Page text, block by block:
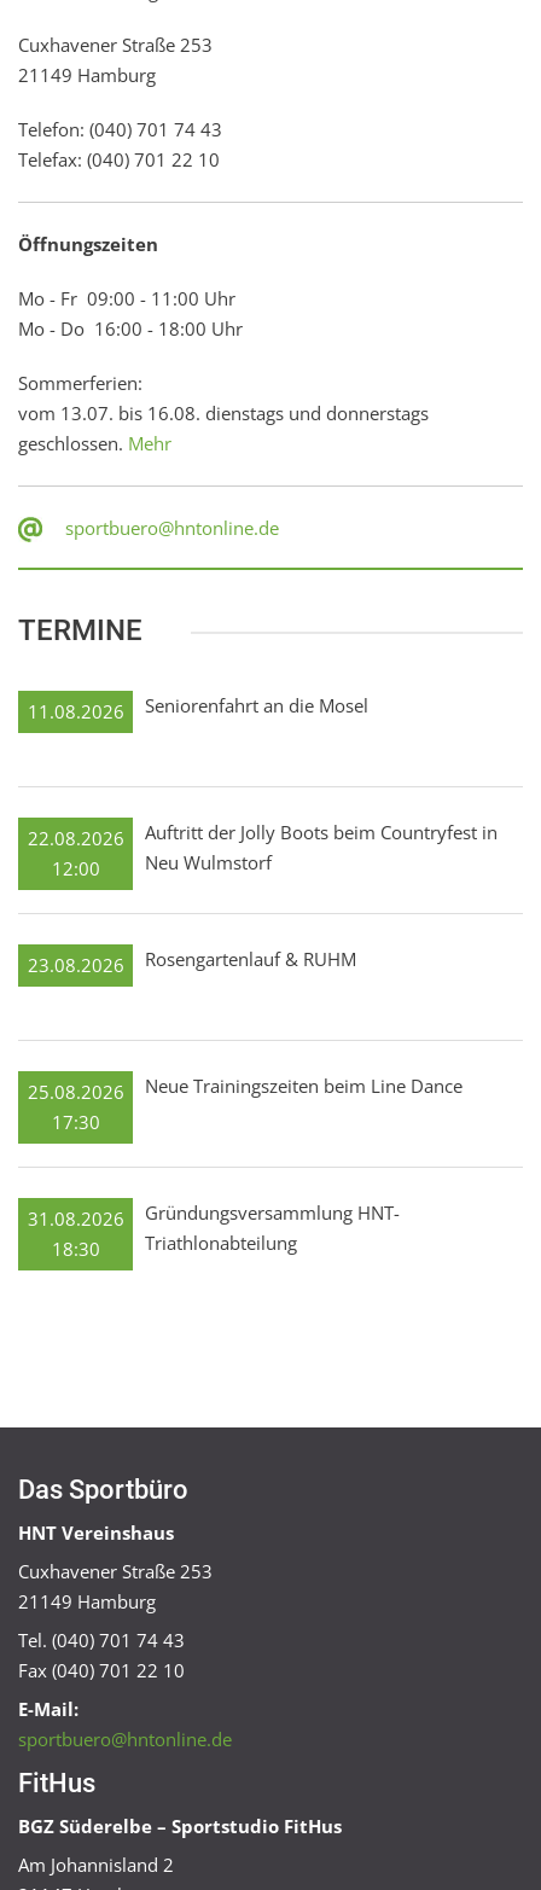
Cuxhavener Straße 253
21149 Hamburg
Telefon: (040) 701 74 43
Telefax: (040) 701 22 10
Öffnungszeiten
Mo - Fr 09:00 - 11:00 Uhr
Mo - Do 16:00 - 18:00 Uhr
Sommerferien:
vom 13.07. bis 16.08. dienstags und donnerstags
geschlossen. Mehr
sportbuero@hntonline.de
TERMINE
11.08.2026 Seniorenfahrt an die Mosel
22.08.2026
12:00
Auftritt der Jolly Boots beim Countryfest in
Neu Wulmstorf
23.08.2026 Rosengartenlauf & RUHM
25.08.2026
17:30
Neue Trainingszeiten beim Line Dance
31.08.2026
18:30
Gründungsversammlung HNT-
Triathlonabteilung
Das Sportbüro
HNT Vereinshaus
Cuxhavener Straße 253
21149 Hamburg
Tel. (040) 701 74 43
Fax (040) 701 22 10
E-Mail:
sportbuero@hntonline.de
FitHus
BGZ Süderelbe – Sportstudio FitHus
Am Johannisland 2